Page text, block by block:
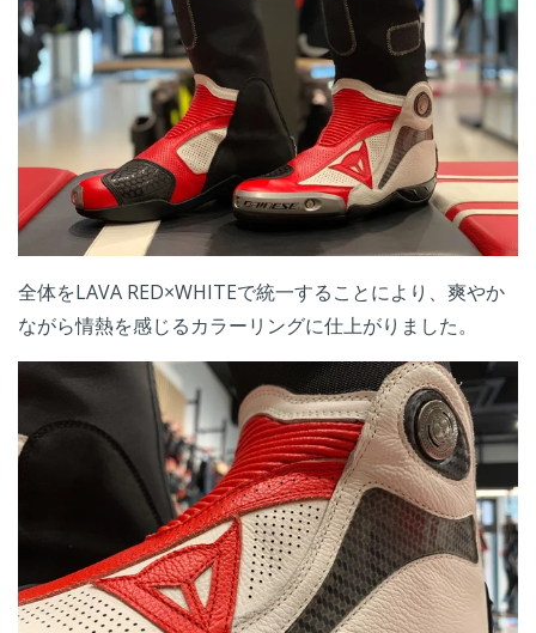
全体をLAVA RED×WHITEで統一することにより、爽やか
ながら情熱を感じるカラーリングに仕上がりました。